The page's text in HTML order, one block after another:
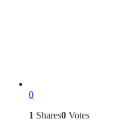
0
1 Shares0 Votes